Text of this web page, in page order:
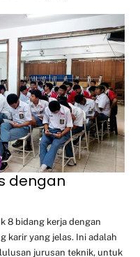
dengan
8 bidang kerja dengan
karir yang jelas. Ini adalah
jurusan teknik, untuk